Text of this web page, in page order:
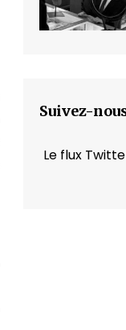
Suivez-
Le flux